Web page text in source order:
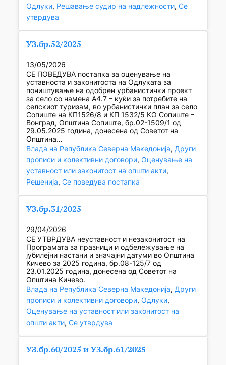
Одлуки, Решавање судир на надлежности, Се
утврдува
УЗ.бр.52/2025
13/05/2026
СЕ ПОВЕДУВА постапка за оценување на
уставноста и законитоста на Одлуката за
поништување на одобрен урбанистички проект
за село со намена А4.7 – куќи за потребите на
селскиот туризам, во урбанистички план за село
Сопиште на КП1526/8 и КП 1532/5 КО Сопиште –
Вонград, Општина Сопиште, бр.02-1509/1 од
29.05.2025 година, донесена од Советот на
Општина…
Влада на Република Северна Македонија, Други
прописи и колективни договори, Оценување на
уставност или законитост на општи акти
Решенија, Се поведува постапка
УЗ.бр.31/2025
29/04/2026
СЕ УТВРДУВА неуставност и незаконитост на
Програмата за празници и одбележување на
јубилејни настани и значајни датуми во Општина
Кичево за 2025 година, бр.08-125/7 од
23.01.2025 година, донесена од Советот на
Општина Кичево.
Влада на Република Северна Македонија, Други
прописи и колективни договори, Одлуки
Оценување на уставност или законитост на
општи акти, Се утврдува
УЗ.бр.60/2025 и УЗ.бр.61/2025